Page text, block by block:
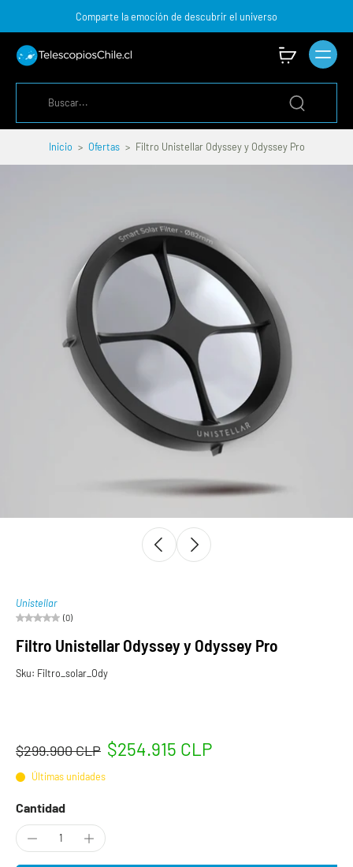
Comparte la emoción de descubrir el universo
Inicio > Ofertas > Filtro Unistellar Odyssey y Odyssey Pro
Unistellar
(0)
Filtro Unistellar Odyssey y Odyssey Pro
Sku: Filtro_solar_Ody
$299.900 CLP $254.915 CLP
Últimas unidades
Cantidad